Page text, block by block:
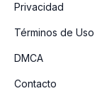
Privacidad
Términos de Uso
DMCA
Contacto